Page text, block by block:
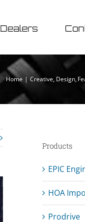
Dealers
Home Creative Design
Products
EPIC
HOA
Prodrive